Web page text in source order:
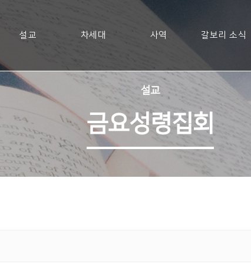
설교 차세대 사역 갈보리 소식
설교
금요성령집회